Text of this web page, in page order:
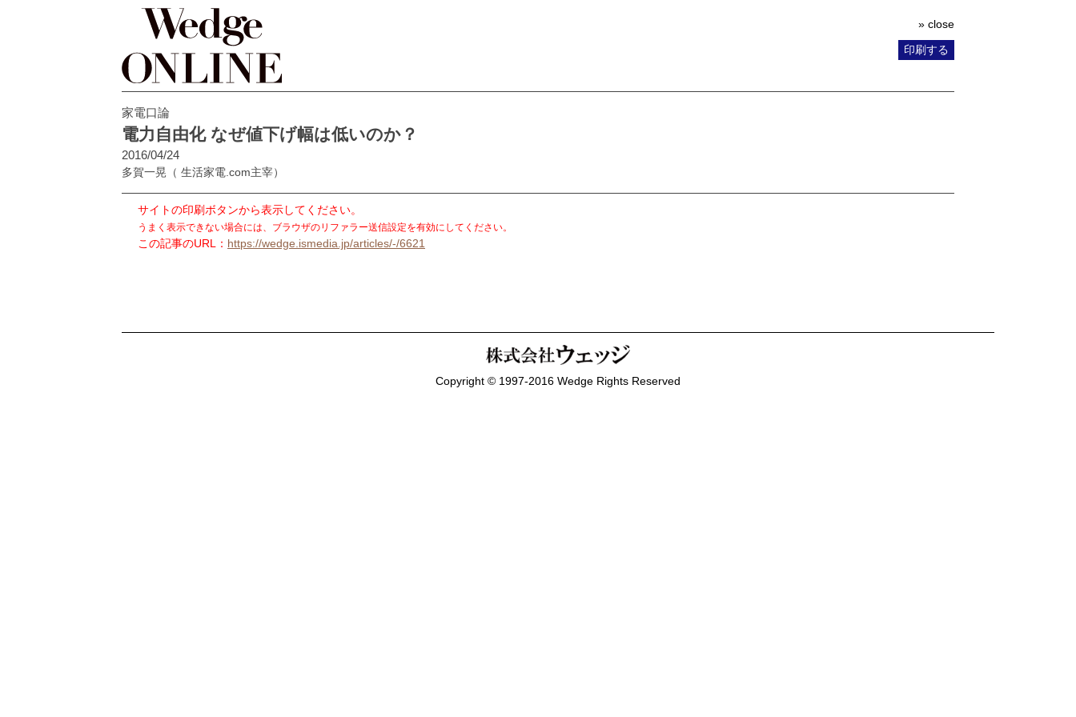
» close
印刷する
家電口論
電力自由化 なぜ値下げ幅は低いのか？
2016/04/24
多賀一晃 （ 生活家電.com主宰）
サイトの印刷ボタンから表示してください。
うまく表示できない場合には、ブラウザのリファラー送信設定を有効にしてください。
この記事のURL： https://wedge.ismedia.jp/articles/-/6621
Copyright © 1997-2016 Wedge Rights Reserved